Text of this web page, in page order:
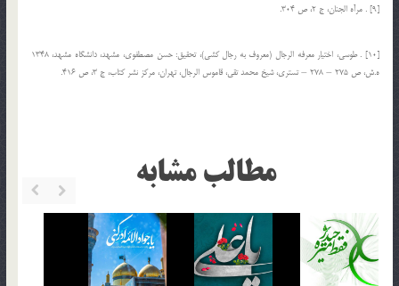
[9] . مرآه الجنان، ج 2، ص 304.
[10] . طوسی، اختیار معرفه الرجال (معروف به رجال كشی)، تحقیق: حسن مصطفوی، مشهد، دانشگاه مشهد، 1348
ه.ش، ص 275 – 278 – تستری، شیخ محمد تقی، قاموس الرجال، تهران، مركز نشر كتاب، ج 3، ص 416.
مطالب مشابه